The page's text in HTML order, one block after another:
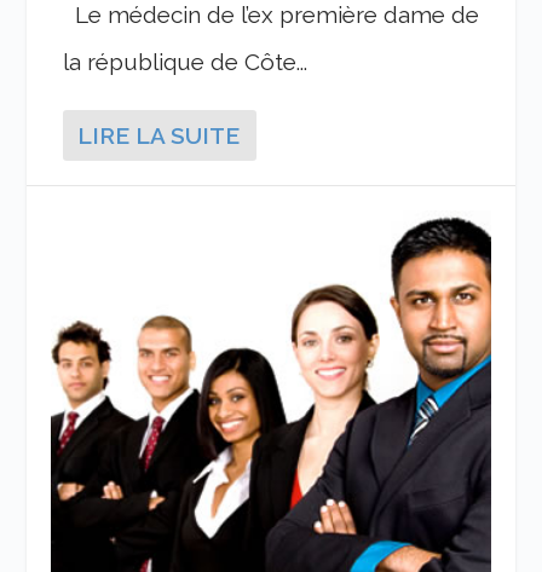
Le médecin de l’ex première dame de
la république de Côte...
LIRE LA SUITE